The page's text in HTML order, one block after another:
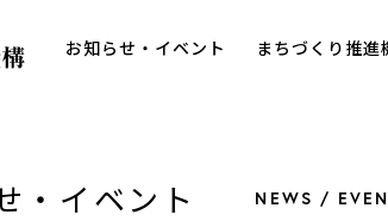
お知らせ・イベント まちづくり推進
・イベント NEWS /